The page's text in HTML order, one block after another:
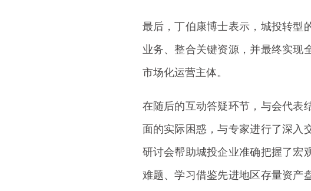
最后，丁伯康博士表示，城投转型
业务、整合关键资源，并最终实现
市场化运营主体。
在随后的互动答疑环节，与会代表
面的实际困惑，与专家进行了深入
研讨会帮助城投企业准确把握了宏
难题、学习借鉴先进地区存量资产